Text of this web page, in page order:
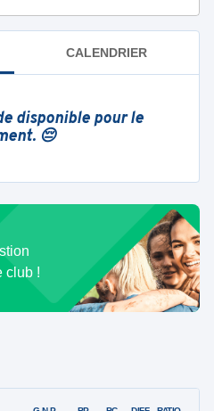
CALENDRIER
disponible pour le
😔
club !